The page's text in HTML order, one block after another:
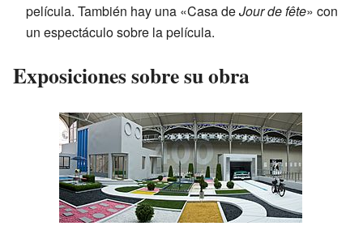
película. También hay una «Casa deJour de fête» con
un espectáculo sobre la película.
Exposiciones sobre su obra